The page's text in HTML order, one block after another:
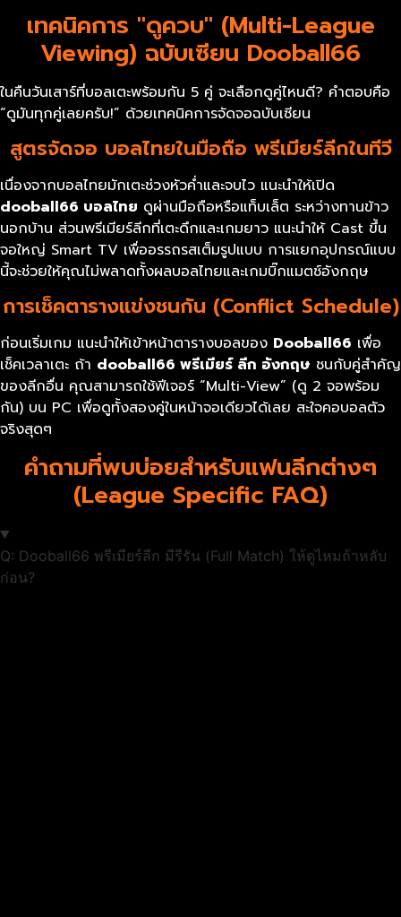
เทคนิคการ "ดูควบ" (Multi-League
Viewing) ฉบับเซียน Dooball66
ในคืนวันเสาร์ที่บอลเตะพร้อมกัน 5 คู่ จะเลือกดูคู่ไหนดี? คำตอบคือ
“ดูมันทุกคู่เลยครับ!” ด้วยเทคนิคการจัดจอฉบับเซียน
สูตรจัดจอ บอลไทยในมือถือ พรีเมียร์ลีกในทีวี
เนื่องจากบอลไทยมักเตะช่วงหัวค่ำและจบไว แนะนำให้เปิด
dooball66 บอลไทย ดูผ่านมือถือหรือแท็บเล็ต ระหว่างทานข้าว
นอกบ้าน ส่วนพรีเมียร์ลีกที่เตะดึกและเกมยาว แนะนำให้ Cast ขึ้น
จอใหญ่ Smart TV เพื่ออรรถรสเต็มรูปแบบ การแยกอุปกรณ์แบบ
นี้จะช่วยให้คุณไม่พลาดทั้งผลบอลไทยและเกมบิ๊กแมตช์อังกฤษ
การเช็คตารางแข่งชนกัน (Conflict Schedule)
ก่อนเริ่มเกม แนะนำให้เข้าหน้าตารางบอลของ Dooball66 เพื่อ
เช็คเวลาเตะ ถ้า dooball66 พรีเมียร์ ลีก อังกฤษ ชนกับคู่สำคัญ
ของลีกอื่น คุณสามารถใช้ฟีเจอร์ “Multi-View” (ดู 2 จอพร้อม
กัน) บน PC เพื่อดูทั้งสองคู่ในหน้าจอเดียวได้เลย สะใจคอบอลตัว
จริงสุดๆ
คำถามที่พบบ่อยสำหรับแฟนลีกต่างๆ
(League Specific FAQ)
Q: Dooball66 พรีเมียร์ลีก มีรีรัน (Full Match) ให้ดูไหมถ้าหลับ
ก่อน?